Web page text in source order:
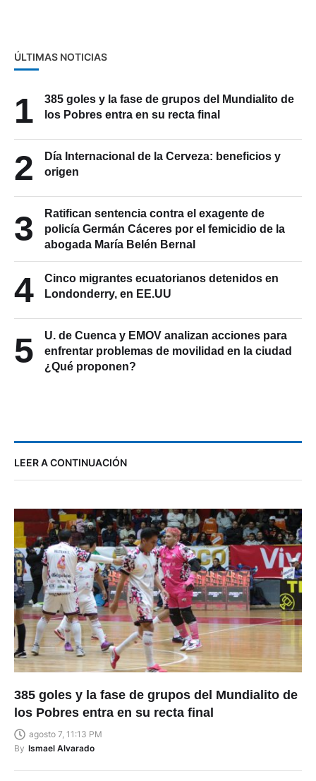
ÚLTIMAS NOTICIAS
1
385 goles y la fase de grupos del Mundialito de
los Pobres entra en su recta final
2
Día Internacional de la Cerveza: beneficios y
origen
3
Ratifican sentencia contra el exagente de
policía Germán Cáceres por el femicidio de la
abogada María Belén Bernal
4
Cinco migrantes ecuatorianos detenidos en
Londonderry, en EE.UU
5
U. de Cuenca y EMOV analizan acciones para
enfrentar problemas de movilidad en la ciudad
¿Qué proponen?
LEER A CONTINUACIÓN
385 goles y la fase de grupos del Mundialito de
los Pobres entra en su recta final
agosto 7, 11:13 PM
By Ismael Alvarado